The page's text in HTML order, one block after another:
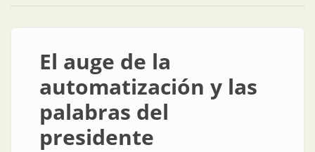
El auge de la
automatización y las
palabras del
presidente